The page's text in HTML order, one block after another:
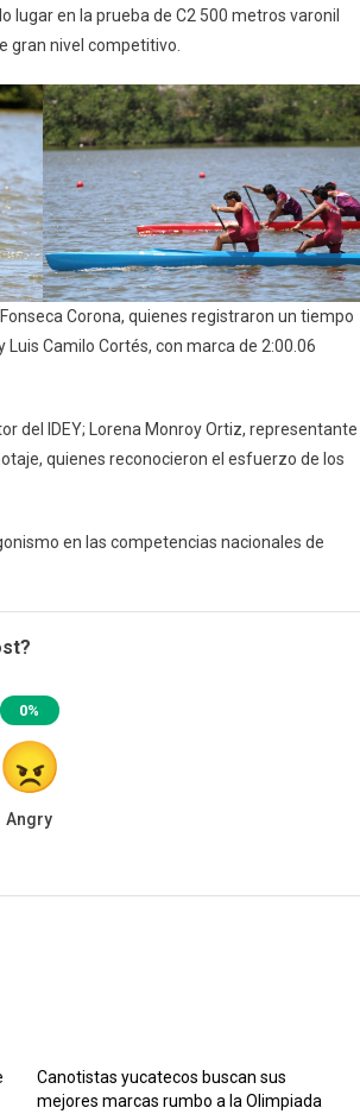
lugar en la prueba de C2 500 metros varonil
gran nivel competitivo.
Corona, quienes registraron un tiempo
Camilo Cortés, con marca de 2:00.06
del IDEY; Lorena Monroy Ortiz, representante
quienes reconocieron el esfuerzo de los
en las competencias nacionales de
0%
Angry
Canotistas yucatecos buscan sus
mejores marcas rumbo a la Olimpiada